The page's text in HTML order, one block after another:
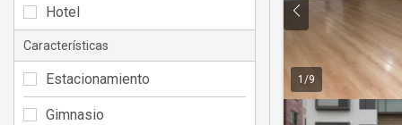
1 /9
Hotel
Características
Estacionamiento
Gimnasio